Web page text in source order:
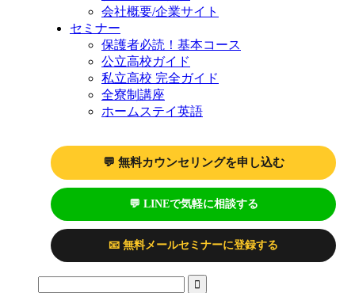
会社概要/企業サイト
セミナー
保護者必読！基本コース
公立高校ガイド
私立高校 完全ガイド
全寮制講座
ホームステイ英語
💬 無料カウンセリングを申し込む
💬 LINEで気軽に相談する
📧 無料メールセミナーに登録する